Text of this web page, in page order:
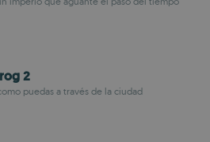
2
puedas a través de la ciudad